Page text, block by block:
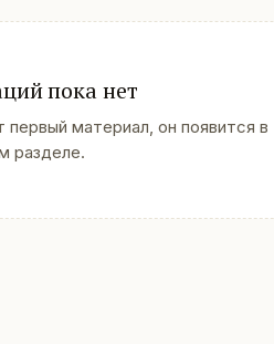
пока нет
первый материал, он появится в
разделе.